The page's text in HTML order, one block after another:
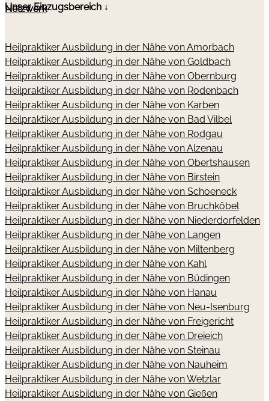
Netzwerk
Unser Einzugsbereich ↓
Heilpraktiker Ausbildung in der Nähe von Amorbach
Heilpraktiker Ausbildung in der Nähe von Goldbach
Heilpraktiker Ausbildung in der Nähe von Obernburg
Heilpraktiker Ausbildung in der Nähe von Rodenbach
Heilpraktiker Ausbildung in der Nähe von Karben
Heilpraktiker Ausbildung in der Nähe von Bad Vilbel
Heilpraktiker Ausbildung in der Nähe von Rodgau
Heilpraktiker Ausbildung in der Nähe von Alzenau
Heilpraktiker Ausbildung in der Nähe von Obertshausen
Heilpraktiker Ausbildung in der Nähe von Birstein
Heilpraktiker Ausbildung in der Nähe von Schoeneck
Heilpraktiker Ausbildung in der Nähe von Bruchköbel
Heilpraktiker Ausbildung in der Nähe von Niederdorfelden
Heilpraktiker Ausbildung in der Nähe von Langen
Heilpraktiker Ausbildung in der Nähe von Miltenberg
Heilpraktiker Ausbildung in der Nähe von Kahl
Heilpraktiker Ausbildung in der Nähe von Büdingen
Heilpraktiker Ausbildung in der Nähe von Hanau
Heilpraktiker Ausbildung in der Nähe von Neu-Isenburg
Heilpraktiker Ausbildung in der Nähe von Freigericht
Heilpraktiker Ausbildung in der Nähe von Dreieich
Heilpraktiker Ausbildung in der Nähe von Steinau
Heilpraktiker Ausbildung in der Nähe von Nauheim
Heilpraktiker Ausbildung in der Nähe von Wetzlar
Heilpraktiker Ausbildung in der Nähe von Gießen